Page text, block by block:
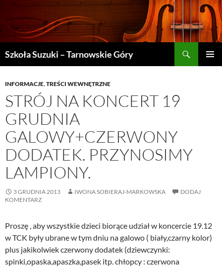
Szkoła Suzuki – Tarnowskie Góry
TREŚCI
INFORMACJE,TREŚCI WEWNĘTRZNE
STRÓJ NA KONCERT 19
GRUDNIA
GALOWY+CZERWONY
DODATEK. PRZYNOSIMY
LAMPIONY.
3 GRUDNIA 2013 IWONA SOBIERAJ-MARKOWSKA
DODAJ
KOMENTARZ
Proszę , aby wszystkie dzieci biorące udział w koncercie 19.12
w TCK były ubrane w tym dniu na galowo ( biały,czarny kolor)
plus jakikolwiek czerwony dodatek (dziewczynki:
spinki,opaska,apaszka,pasek itp. chłopcy : czerwona